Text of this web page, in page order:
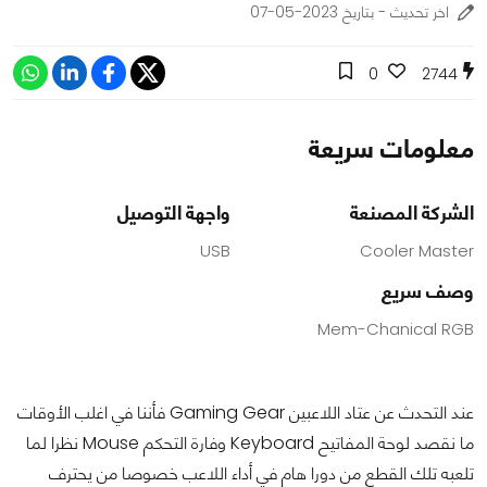
اخر تحديث - بتاريخ 2023-05-07
2744
0
معلومات سريعة
الشركة المصنعة
Cooler Master
واجهة التوصيل
USB
وصف سريع
Mem-Chanical RGB
عند التحدث عن عتاد اللاعبين Gaming Gear فأننا في اغلب الأوقات
ما نقصد لوحة المفاتيح Keyboard وفارة التحكم Mouse نظرا لما
تلعبه تلك القطع من دورا هام في أداء اللاعب خصوصا من يحترف